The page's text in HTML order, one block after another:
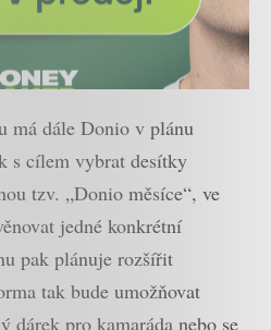
má dále Donio v plánu
s cílem vybrat desítky
tzv. „Donio měsíce“, ve
jedné konkrétní
pak plánuje rozšířit
tak bude umožňovat
dárek pro kamaráda nebo se